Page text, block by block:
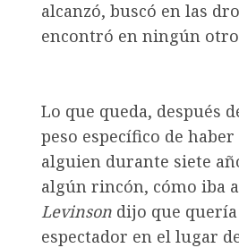
alcanzó, buscó en las
encontró en ningún
Lo que queda, después
peso específico de
alguien durante siete
algún rincón, cómo iba
Levinson dijo que
espectador en el lugar